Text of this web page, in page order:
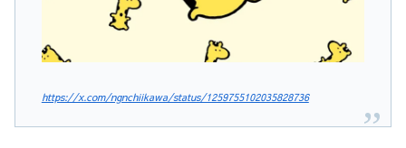
https://x.com/ngnchiikawa/status/1259755102035828736